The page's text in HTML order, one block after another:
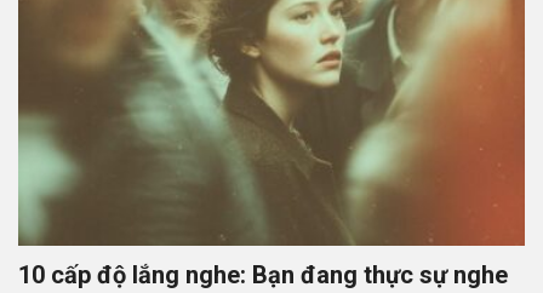
10 cấp độ lắng nghe: Bạn đang thực sự nghe